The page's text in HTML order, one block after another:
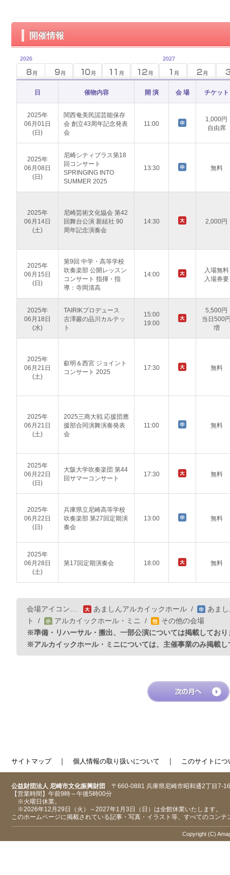
開催情報
2026 2027
日 催物内容 開 演 会 場 チケット
2025年
06月01日
(日)
関西奄美民謡芸能保存
会 創立43周年記念発表
会
11:00
1,000円
自由席
2025年
06月08日
(日)
尼崎シティブラス第18
回コンサート
SPRINGING INTO
SUMMER 2025
13:30 無料
2025年
06月14日
(土)
尼崎芸術文化協会 第42
回舞台公演 新絃社 90
周年記念演奏会
14:30 2,000円
2025年
06月15日
(日)
第9回 中学・高等学校
吹奏楽部 公開レッスン
コンサート 指揮・指
導：寺岡清高
14:00
入場無料
入場券要
2025年
06月18日
(水)
TAIRIKプロデュース
古澤巖の品川カルテッ
ト
15:00
19:00
5,500円
当日500
増
2025年
06月21日
(土)
叡明＆西宮 ジョイント
コンサート 2025
17:30 無料
2025年
06月21日
(土)
2025三商大戦 応援団應
援部合同演舞演奏発表
会
11:00 無料
2025年
06月22日
(日)
大阪大学吹奏楽団 第44
回サマーコンサート
17:30 無料
2025年
06月22日
(日)
兵庫県立尼崎高等学校
吹奏楽部 第27回定期演
奏会
13:00 無料
2025年
06月28日
(土)
第17回定期演奏会 18:00 無料
会場アイコン… あましんアルカイックホール /
あま
ト
/ アルカイックホール・ミニ /
その他の会場
※準備・リハーサル・搬出、一部公演については掲載しており
※アルカイックホール・ミニについては、主催事業のみ掲載し
サイトマップ｜ 個人情報の取り扱いについて ｜ このサイトにつ
公益財団法人 尼崎市文化振興財団 〒660-0881 兵庫県尼崎市昭和通2丁目7-16
【営業時間】午前9時～午後5時00分
※火曜日休業。
※2026年12月29日（火）～2027年1月3日（日）は全館休業いたします。
このホームページに掲載されている記事・写真・イラスト等、すべてのコン
Copyright (C)